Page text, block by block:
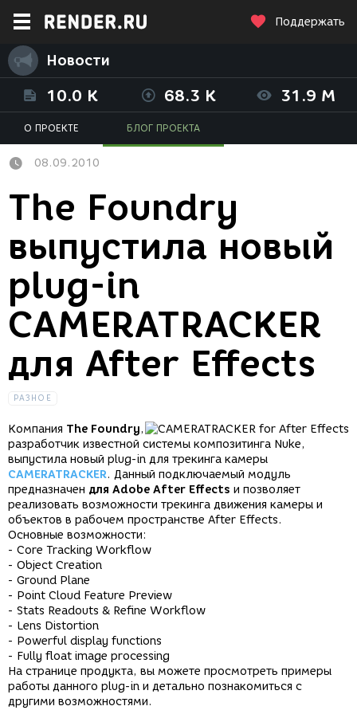
Поддержать
Новости
10.0 K 68.3 K 31.9 M
О ПРОЕКТЕ БЛОГ ПРОЕКТА
08.09.2010
The Foundry
выпустила новый
plug-in
CAMERATRACKER
для After Effects
РАЗНОЕ
Компания The Foundry,
разработчик известной системы композитинга Nuke,
выпустила новый plug-in для трекинга камеры
CAMERATRACKER. Данный подключаемый модуль
предназначен для Adobe After Effects и позволяет
реализовать возможности трекинга движения камеры и
объектов в рабочем пространстве After Effects.
Основные возможности:
- Core Tracking Workflow
- Object Creation
- Ground Plane
- Point Cloud Feature Preview
- Stats Readouts & Refine Workflow
- Lens Distortion
- Powerful display functions
- Fully float image processing
На странице продукта, вы можете просмотреть примеры
работы данного plug-in и детально познакомиться с
другими возможностями.